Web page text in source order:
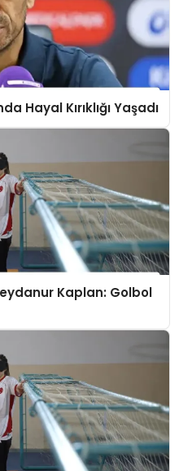
Hayal Kırıklığı Yaşadı
Kaplan: Golbol